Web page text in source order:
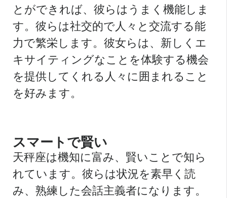
とができれば、彼らはうまく機能しま
す。彼らは社交的で人々と交流する能
力で繁栄します。彼女らは、新しくエ
キサイティングなことを体験する機会
を提供してくれる人々に囲まれること
を好みます。
スマートで賢い
天秤座は機知に富み、賢いことで知ら
れています。彼らは状況を素早く読
み、熟練した会話主義者になります。